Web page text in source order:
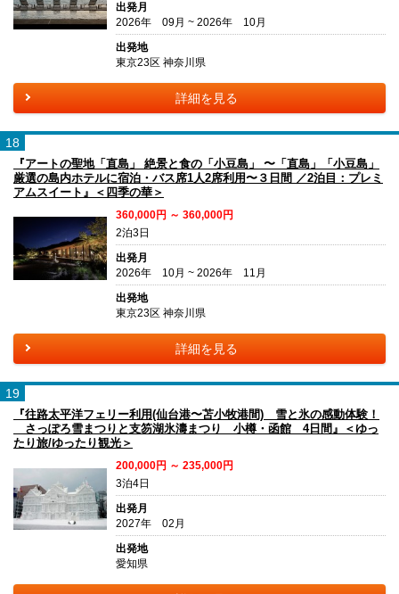
出発月
2026年 09月 ~ 2026年 10月
出発地
東京23区 神奈川県
詳細を見る
18
『アートの聖地「直島」 絶景と食の「小豆島」 〜「直島」「小豆島」
厳選の島内ホテルに宿泊・バス席1人2席利用〜３日間 ／2泊目：プレミ
アムスイート』＜四季の華＞
360,000円 ～ 360,000円
2泊3日
出発月
2026年 10月 ~ 2026年 11月
出発地
東京23区 神奈川県
詳細を見る
19
『往路太平洋フェリー利用(仙台港〜苫小牧港間) 雪と氷の感動体験！
さっぽろ雪まつりと支笏湖氷濤まつり 小樽・函館 4日間』＜ゆっ
たり旅/ゆったり観光＞
200,000円 ～ 235,000円
3泊4日
出発月
2027年 02月
出発地
愛知県